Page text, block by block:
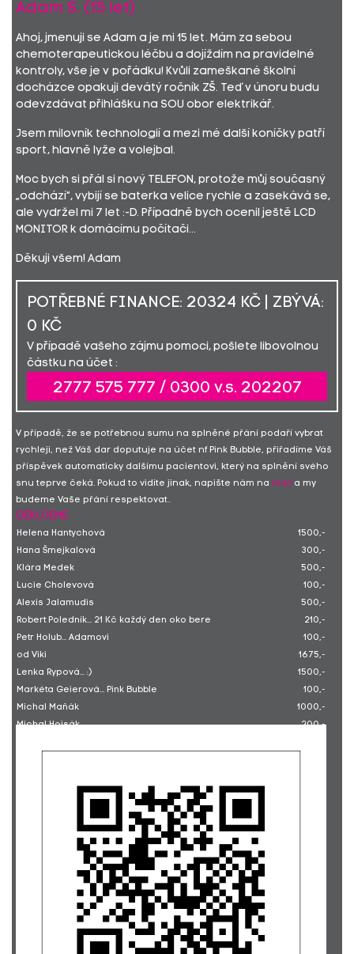
Adam Š. (15 let)
Ahoj, jmenuji se Adam a je mi 15 let. Mám za sebou
chemoterapeutickou léčbu a dojíždím na pravidelné
kontroly, vše je v pořádku! Kvůli zameškané školní
docházce opakuji devátý ročník ZŠ. Teď v únoru budu
odevzdávat přihlášku na SOU obor elektrikář.
Jsem milovník technologií a mezi mé další koníčky patří
sport, hlavně lyže a volejbal.
Moc bych si přál si nový TELEFON, protože můj současný
„odchází“, vybijí se baterka velice rychle a zasekává se,
ale vydržel mi 7 let :-D. Případně bych ocenil ještě LCD
MONITOR k domácímu počítači...
Děkuji všem! Adam
POTŘEBNÉ FINANCE: 20324 KČ | ZBÝVÁ:
0 KČ
V případě vašeho zájmu pomoci, pošlete libovolnou
částku na účet :
2777 575 777 / 0300 v.s. 202207
V případě, že se potřebnou sumu na splněné přání podaří vybrat
rychleji, než Váš dar doputuje na účet nf Pink Bubble, přiřadíme Váš
příspěvek automaticky dalšímu pacientovi, který na splnění svého
snu teprve čeká. Pokud to vidíte jinak, napište nám na mail
a my
budeme Vaše přání respektovat.
DĚKUJEME
Helena Hantychová
1500,-
Hana Šmejkalová
300,-
Klára Medek
500,-
Lucie Cholevová
100,-
Alexis Jalamudis
500,-
Robert Poledník... 21 Kč každý den oko bere
210,-
Petr Holub... Adamovi
100,-
od Viki
1675,-
Lenka Rypová... :)
1500,-
Markéta Geierová... Pink Bubble
100,-
Michal Maňák
1000,-
Michal Hojsák
200,-
Milan Kalaš... Na podporu Splněných přání.
Sabina Schweinerová